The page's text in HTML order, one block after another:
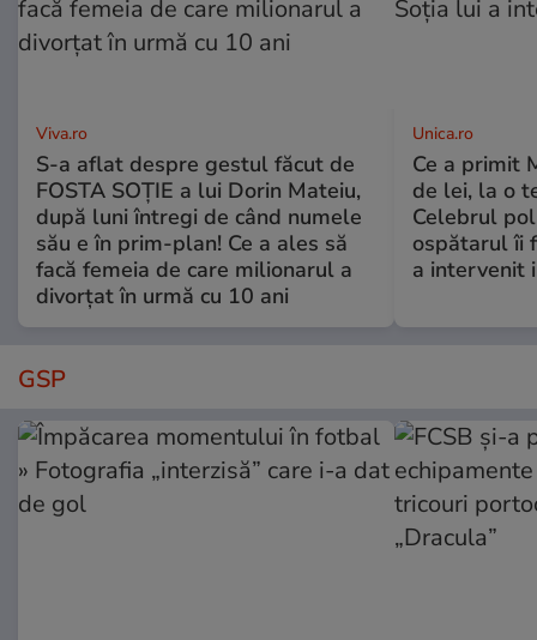
Viva.ro
S-a aflat despre gestul făcut de
FOSTA SOȚIE a lui Dorin Mateiu,
după luni întregi de când numele
său e în prim-plan! Ce a ales să
facă femeia de care milionarul a
divorțat în urmă cu 10 ani
Unica.ro
Ce a primit
de lei, la o
Celebrul
ospătarul îi
a intervenit
GSP